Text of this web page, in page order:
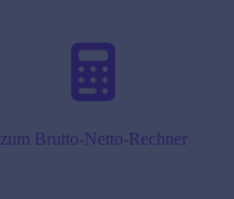
zum Brutto-Netto-Rechner